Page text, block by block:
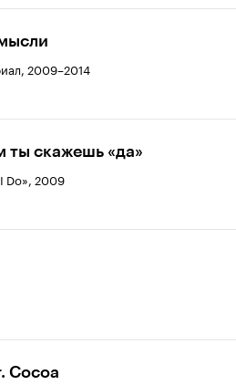
2009–2014
ты скажешь «да»
Do», 2009
Cocoa